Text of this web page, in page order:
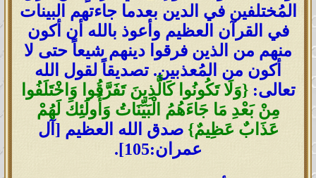
المُختلفين في الدين بعدما جاءتهم البينات
في القرآن العظيم وأعوذ بالله أن أكون
منهم من الذين فرقوا دينهم شيعاً حتى لا
أكون من المُعذبين. تصديقاً لقول الله
تعالى:{وَلَا تَكُونُوا كَالَّذِينَ تَفَرَّقُوا وَاخْتَلَفُوا
مِنْ بَعْدِ مَا جَاءَهُمُ الْبَيِّنَاتُ وَأُولَئِكَ لَهُمْ
عَذَابٌ عَظِيمٌ} صدق الله العظيم [آل
عمران:105].